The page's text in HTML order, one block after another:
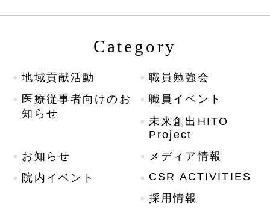
Category
地域貢献活動
職員勉強会
医療従事者向けのお
知らせ
職員イベント
未来創出HITO
Project
お知らせ
メディア情報
院内イベント
CSR ACTIVITIES
採用情報